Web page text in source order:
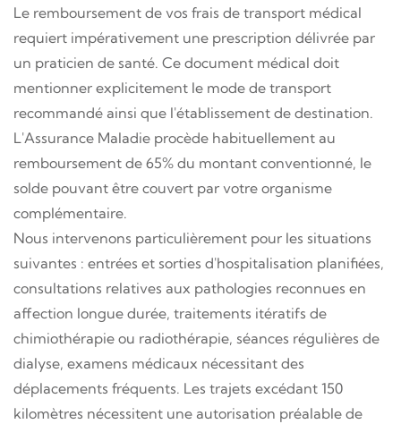
Le remboursement de vos frais de transport médical
requiert impérativement une prescription délivrée par
un praticien de santé. Ce document médical doit
mentionner explicitement le mode de transport
recommandé ainsi que l'établissement de destination.
L'Assurance Maladie procède habituellement au
remboursement de 65% du montant conventionné, le
solde pouvant être couvert par votre organisme
complémentaire.
Nous intervenons particulièrement pour les situations
suivantes : entrées et sorties d'hospitalisation planifiées,
consultations relatives aux pathologies reconnues en
affection longue durée, traitements itératifs de
chimiothérapie ou radiothérapie, séances régulières de
dialyse, examens médicaux nécessitant des
déplacements fréquents. Les trajets excédant 150
kilomètres nécessitent une autorisation préalable de